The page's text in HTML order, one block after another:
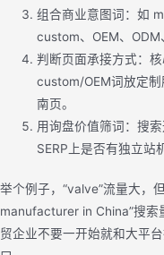
组合商业意图词：如
custom、OEM、
判断页面承接方式：
custom/OEM词放定
南页。
用询盘价值筛词：搜
SERP上是否有独立站
举个例子，“valve”流量大，
manufacturer in China”搜索
贸企业不要一开始就和大平